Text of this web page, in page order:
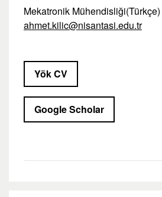
Mekatronik Mühendisliği(Türkçe)
ahmet.kilic@nisantasi.edu.tr
Yök CV
Google Scholar